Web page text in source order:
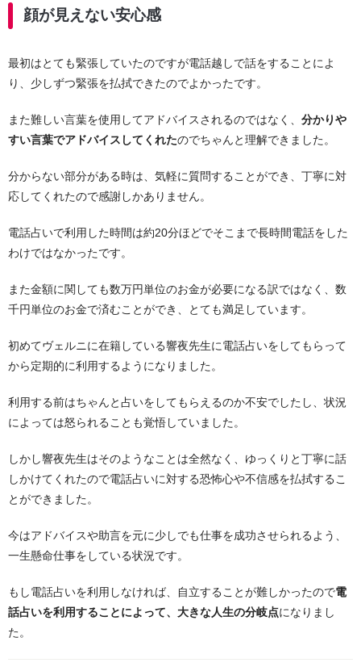
顔が見えない安心感
最初はとても緊張していたのですが電話越しで話をすることによ
り、少しずつ緊張を払拭できたのでよかったです。
また難しい言葉を使用してアドバイスされるのではなく、 分かりや
すい言葉でアドバイスしてくれたのでちゃんと理解できました。
分からない部分がある時は、気軽に質問することができ、丁寧に対
応してくれたので感謝しかありません。
電話占いで利用した時間は約20分ほどでそこまで長時間電話をした
わけではなかったです。
また金額に関しても数万円単位のお金が必要になる訳ではなく、数
千円単位のお金で済むことができ、とても満足しています。
初めてヴェルニに在籍している響夜先生に電話占いをしてもらって
から定期的に利用するようになりました。
利用する前はちゃんと占いをしてもらえるのか不安でしたし、状況
によっては怒られることも覚悟していました。
しかし響夜先生はそのようなことは全然なく、ゆっくりと丁寧に話
しかけてくれたので電話占いに対する恐怖心や不信感を払拭するこ
とができました。
今はアドバイスや助言を元に少しでも仕事を成功させられるよう、
一生懸命仕事をしている状況です。
もし電話占いを利用しなければ、自立することが難しかったので電
話占いを利用することによって、大きな人生の分岐点になりまし
た。